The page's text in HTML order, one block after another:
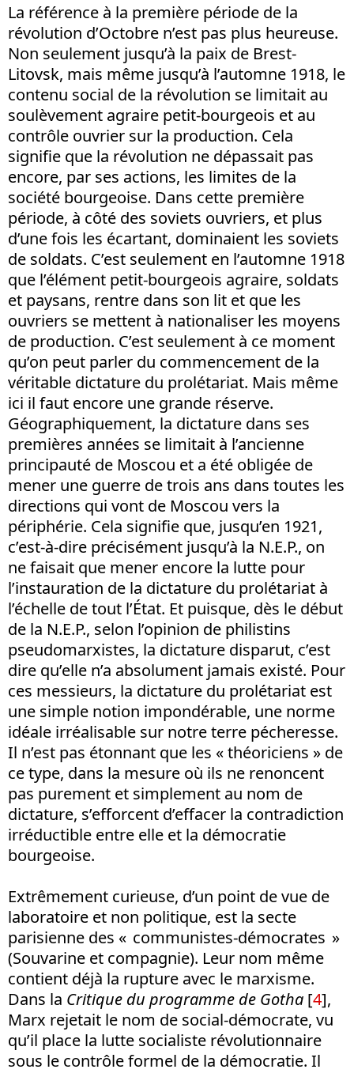
La référence à la première période de la
révolution d’Octobre n’est pas plus heureuse.
Non seulement jusqu’à la paix de Brest-
Litovsk, mais même jusqu’à l’automne 1918, le
contenu social de la révolution se limitait au
soulèvement agraire petit-bourgeois et au
contrôle ouvrier sur la production. Cela
signifie que la révolution ne dépassait pas
encore, par ses actions, les limites de la
société bourgeoise. Dans cette première
période, à côté des soviets ouvriers, et plus
d’une fois les écartant, dominaient les soviets
de soldats. C’est seulement en l’automne 1918
que l’élément petit-bourgeois agraire, soldats
et paysans, rentre dans son lit et que les
ouvriers se mettent à nationaliser les moyens
de production. C’est seulement à ce moment
qu’on peut parler du commencement de la
véritable dictature du prolétariat. Mais même
ici il faut encore une grande réserve.
Géographiquement, la dictature dans ses
premières années se limitait à l’ancienne
principauté de Moscou et a été obligée de
mener une guerre de trois ans dans toutes les
directions qui vont de Moscou vers la
périphérie. Cela signifie que, jusqu’en 1921,
c’est-à-dire précisément jusqu’à la N.E.P., on
ne faisait que mener encore la lutte pour
l’instauration de la dictature du prolétariat à
l’échelle de tout l’État. Et puisque, dès le début
de la N.E.P., selon l’opinion de philistins
pseudomarxistes, la dictature disparut, c’est
dire qu’elle n’a absolument jamais existé. Pour
ces messieurs, la dictature du prolétariat est
une simple notion impondérable, une norme
idéale irréalisable sur notre terre pécheresse.
Il n’est pas étonnant que les « théoriciens » de
ce type, dans la mesure où ils ne renoncent
pas purement et simplement au nom de
dictature, s’efforcent d’effacer la contradiction
irréductible entre elle et la démocratie
bourgeoise.
Extrêmement curieuse, d’un point de vue de
laboratoire et non politique, est la secte
parisienne des « communistes-démocrates »
(Souvarine et compagnie). Leur nom même
contient déjà la rupture avec le marxisme.
Dans la Critique du programme de Gotha [4],
Marx rejetait le nom de social-démocrate, vu
qu’il place la lutte socialiste révolutionnaire
sous le contrôle formel de la démocratie. Il